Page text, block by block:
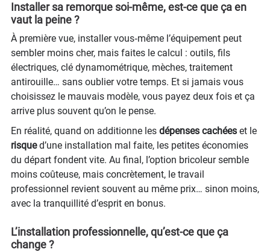
Installer sa remorque soi-même, est-ce que ça en
vaut la peine ?
À première vue, installer vous‑même l’équipement peut
sembler moins cher, mais faites le calcul : outils, fils
électriques, clé dynamométrique, mèches, traitement
antirouille… sans oublier votre temps. Et si jamais vous
choisissez le mauvais modèle, vous payez deux fois et ça
arrive plus souvent qu’on le pense.
En réalité, quand on additionne les dépenses cachéeset le
risqued’une installation mal faite, les petites économies
du départ fondent vite. Au final, l’option bricoleur semble
moins coûteuse, mais concrètement, le travail
professionnel revient souvent au même prix… sinon moins,
avec la tranquillité d’esprit en bonus.
L’installation professionnelle, qu’est-ce que ça
change ?